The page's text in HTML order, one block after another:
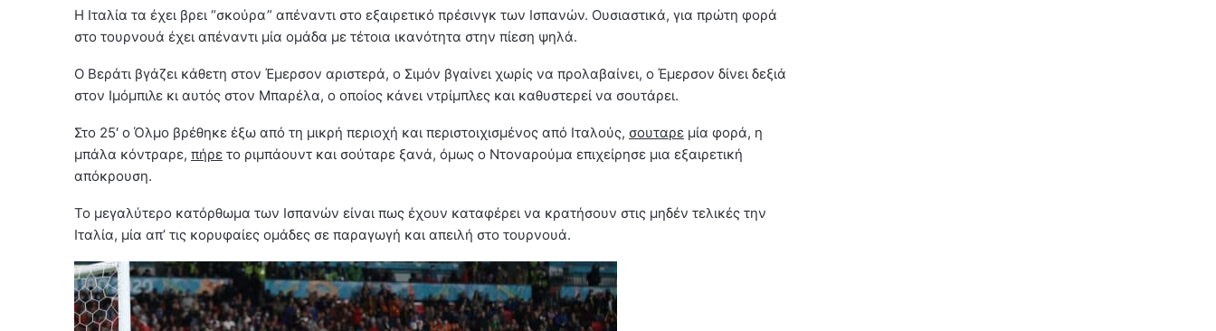
Η Ιταλία τα έχει βρει “σκούρα” απέναντι στο εξαιρετικό πρέσινγκ των Ισπανών. Ουσιαστικά, για πρώτη φορά
στο τουρνουά έχει απέναντι μία ομάδα με τέτοια ικανότητα στην πίεση ψηλά.
Ο Βεράτι βγάζει κάθετη στον Έμερσον αριστερά, ο Σιμόν βγαίνει χωρίς να προλαβαίνει, ο Έμερσον δίνει δεξιά
στον Ιμόμπιλε κι αυτός στον Μπαρέλα, ο οποίος κάνει ντρίμπλες και καθυστερεί να σουτάρει.
Στο 25′ ο Όλμο βρέθηκε έξω από τη μικρή περιοχή και περιστοιχισμένος από Ιταλούς, σουταρε μία φορά, η
μπάλα κόντραρε, πήρε το ριμπάουντ και σούταρε ξανά, όμως ο Ντοναρούμα επιχείρησε μια εξαιρετική
απόκρουση.
Το μεγαλύτερο κατόρθωμα των Ισπανών είναι πως έχουν καταφέρει να κρατήσουν στις μηδέν τελικές την
Ιταλία, μία απ’ τις κορυφαίες ομάδες σε παραγωγή και απειλή στο τουρνουά.